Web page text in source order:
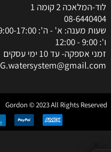
לוד-המלאכה 2 קומה 1
08-6440404
שעות מענה: א' - ה': 9:00-17:00
ו': 9:00 - 12:00
זמני אספקה- עד 10 ימי עסקים
G.watersystem@gmail.com
Gordon © 2023 All Rights Reserved